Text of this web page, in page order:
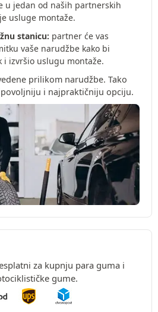
u jedan od naših partnerskih
usluge montaže.
stanicu: partner će vas
vaše narudžbe kako bi
i izvršio uslugu montaže.
prilikom narudžbe. Tako
i najpraktičniju opciju.
za kupnju para guma i
gume.